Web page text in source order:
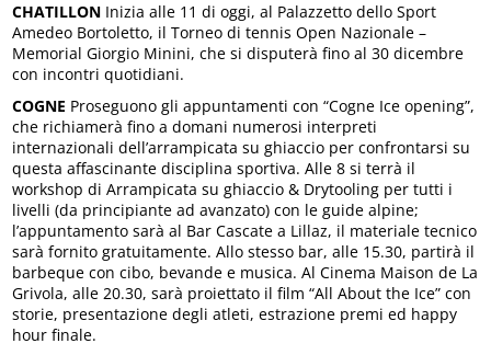
CHATILLON Inizia alle 11 di oggi, al Palazzetto dello Sport
Amedeo Bortoletto, il Torneo di tennis Open Nazionale –
Memorial Giorgio Minini, che si disputerà fino al 30 dicembre
con incontri quotidiani.
COGNE Proseguono gli appuntamenti con “Cogne Ice opening”,
che richiamerà fino a domani numerosi interpreti
internazionali dell’arrampicata su ghiaccio per confrontarsi su
questa affascinante disciplina sportiva. Alle 8 si terrà il
workshop di Arrampicata su ghiaccio & Drytooling per tutti i
livelli (da principiante ad avanzato) con le guide alpine;
l’appuntamento sarà al Bar Cascate a Lillaz, il materiale tecnico
sarà fornito gratuitamente. Allo stesso bar, alle 15.30, partirà il
barbeque con cibo, bevande e musica. Al Cinema Maison de La
Grivola, alle 20.30, sarà proiettato il film “All About the Ice” con
storie, presentazione degli atleti, estrazione premi ed happy
hour finale.